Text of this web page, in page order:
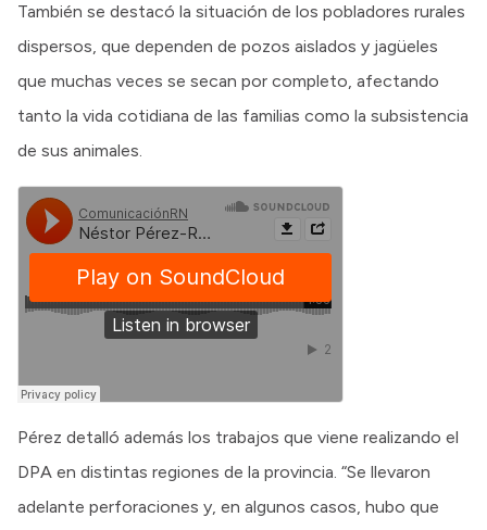
También se destacó la situación de los pobladores rurales
dispersos, que dependen de pozos aislados y jagüeles
que muchas veces se secan por completo, afectando
tanto la vida cotidiana de las familias como la subsistencia
de sus animales.
Pérez detalló además los trabajos que viene realizando el
DPA en distintas regiones de la provincia. “Se llevaron
adelante perforaciones y, en algunos casos, hubo que